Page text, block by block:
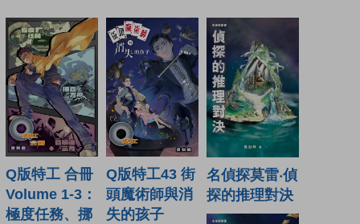
Q版特工 合冊
Volume 1-3：
極度任務、挪
Q版特工43 街
頭魔術師與消
失的孩子
名偵探莫雷‧偵
探的推理對決